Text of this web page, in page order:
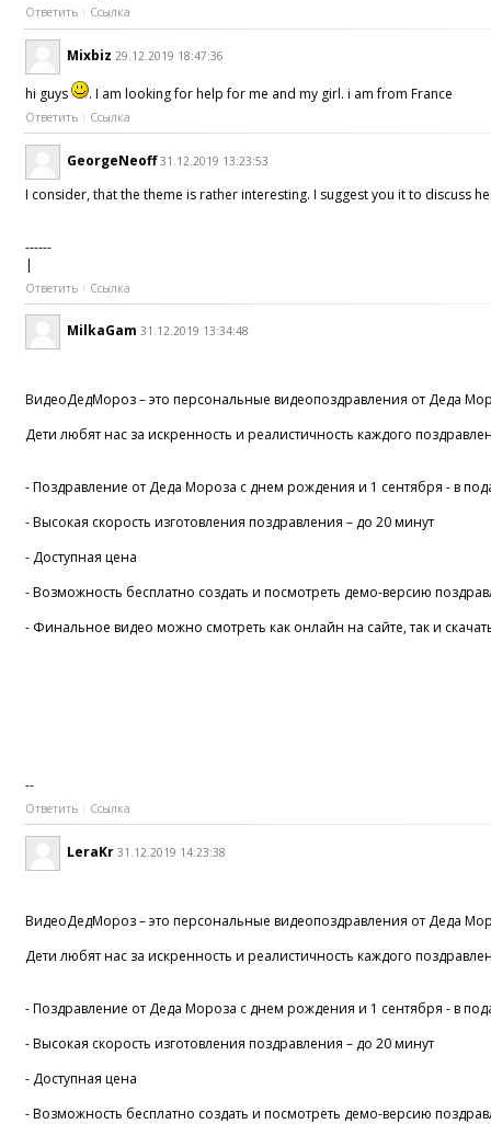
Ответить Ссылка
Mixbiz 29.12.2019 18:47:36
hi guys . I am looking for help for me and my girl. i am from France
Ответить Ссылка
GeorgeNeoff 31.12.2019 13:23:53
I consider, that the theme is rather interesting. I suggest you it to discuss
------
|
Ответить Ссылка
MilkaGam 31.12.2019 13:34:48
ВидеоДедМороз – это персональные видеопоздравления от Деда
Дети любят нас за искренность и реалистичность каждого
- Поздравление от Деда Мороза с днем рождения и 1 сентября - в
- Высокая скорость изготовления поздравления – до 20 минут
- Доступная цена
- Возможность бесплатно создать и посмотреть демо-версию
- Финальное видео можно смотреть как онлайн на сайте, так и
--
Ответить Ссылка
LeraKr 31.12.2019 14:23:38
ВидеоДедМороз – это персональные видеопоздравления от Деда
Дети любят нас за искренность и реалистичность каждого
- Поздравление от Деда Мороза с днем рождения и 1 сентября - в
- Высокая скорость изготовления поздравления – до 20 минут
- Доступная цена
- Возможность бесплатно создать и посмотреть демо-версию